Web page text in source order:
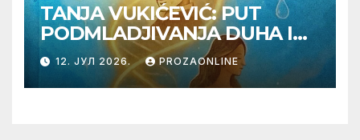
TANJA VUKIĆEVIĆ: PUT
PODMLADJIVANJA DUHA I
TELA SA TESLOM
12. ЈУЛ 2026. PROZAONLINE